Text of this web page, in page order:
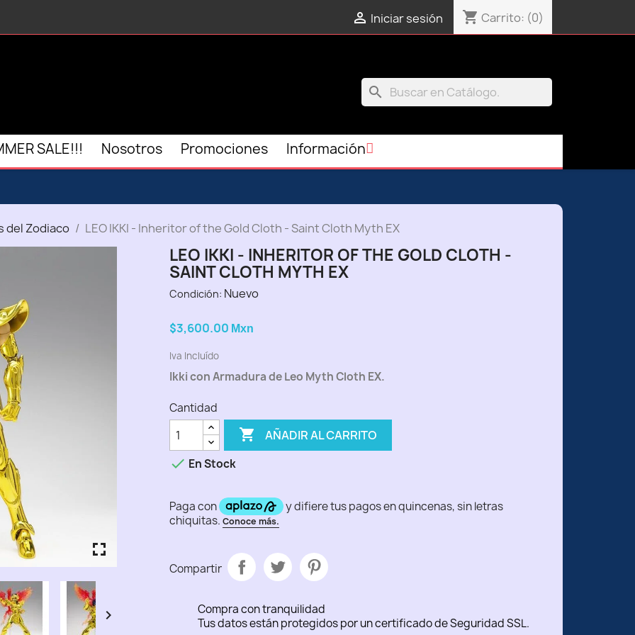
 Iniciar sesión shopping_cart Carrito: (0)
search
SALE!!! Nosotros Promociones Información
del Zodiaco LEO IKKI - Inheritor of the Gold Cloth - Saint Cloth Myth EX
fullscreen
fullscreen
fullscreen
fullscreen
fullscreen

LEO IKKI - INHERITOR OF THE GOLD CLOTH -
SAINT CLOTH MYTH EX
Condición: Nuevo
$3,600.00 Mxn
Iva Incluído
Ikki con Armadura de Leo Myth Cloth EX.
Cantidad
 AÑADIR AL CARRITO
 En Stock
Compartir
Compra con tranquilidad
Tus datos están protegidos por un certificado de Seguridad SSL.